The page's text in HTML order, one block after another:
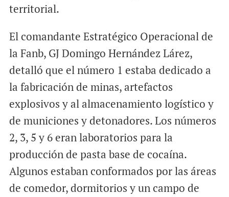
territorial.
El comandante Estratégico Operacional de
la Fanb, GJ Domingo Hernández Lárez,
detalló que el número 1 estaba dedicado a
la fabricación de minas, artefactos
explosivos y al almacenamiento logístico y
de municiones y detonadores. Los números
2, 3, 5 y 6 eran laboratorios para la
producción de pasta base de cocaína.
Algunos estaban conformados por las áreas
de comedor, dormitorios y un campo de